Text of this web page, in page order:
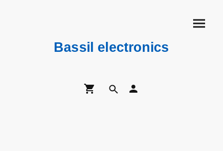
Bassil electronics